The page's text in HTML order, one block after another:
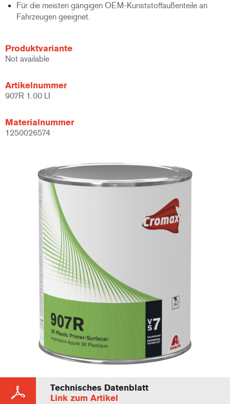
Für die meisten gängigen OEM-Kunststoffaußenteile an
Fahrzeugen geeignet.
Produktvariante
Not available
Artikelnummer
907R 1.00 LI
Materialnummer
1250026574
Technisches Datenblatt
Link zum Artikel